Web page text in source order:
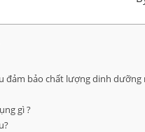
đảm bảo chất lượng dinh dưỡng
gì ?